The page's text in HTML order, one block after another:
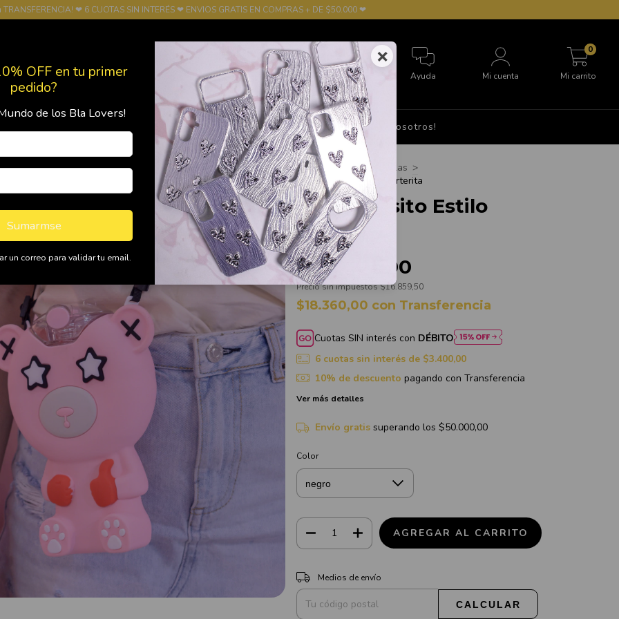
❤ 6 CUOTAS SIN INTERÉS ❤ ENVIOS GRATIS EN COMPRAS + DE $50.000 ❤
Ayuda Mi cuenta Mi carrito
0
Política de Devolución FRANQUICIAS Hablá con nosotros!
Inicio > Vasos y Botellas >
Botella Osito Estilo Carterita
Botella Osito Estilo
Carterita
$20.400,00
Precio sin impuestos$16.859,50
$18.360,00 con Transferencia
Cuotas SIN interés con DÉBITO
6 cuotas sin interés de $3.400,00
10% de descuento pagando con Transferencia
Ver más detalles
Envío gratis superando los $50.000,00
Color
Entregas para el CP:
Medios de envío
CALCULAR
×
OFF en tu primer
pedido?
de los Bla Lovers!
Sumarmse
un correo para validar tu email.